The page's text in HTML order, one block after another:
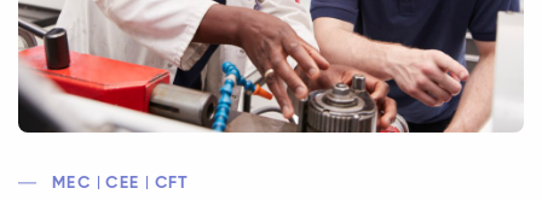
MEC | CEE | CFT